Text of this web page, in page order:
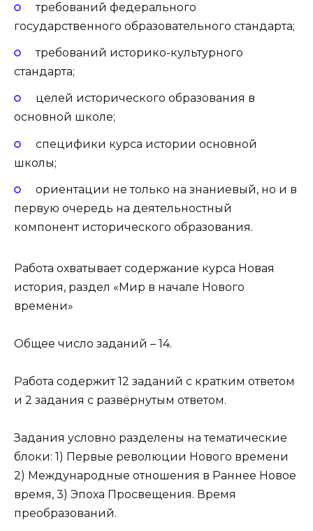
требований федерального
государственного образовательного стандарта;
требований историко-культурного
стандарта;
целей исторического образования в
основной школе;
специфики курса истории основной
школы;
ориентации не только на знаниевый, но и в
первую очередь на деятельностный
компонент исторического образования.
Работа охватывает содержание курса Новая
история, раздел «Мир в начале Нового
времени»
Общее число заданий – 14.
Работа содержит 12 заданий с кратким ответом
и 2 задания с развёрнутым ответом.
Задания условно разделены на тематические
блоки: 1) Первые революции Нового времени
2) Международные отношения в Раннее Новое
время, 3) Эпоха Просвещения. Время
преобразований.